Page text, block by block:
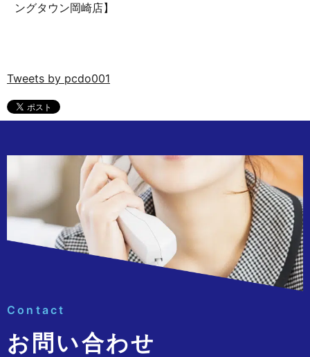
ングタウン岡崎店】
Tweets by pcdo001
Contact
お問い合わせ